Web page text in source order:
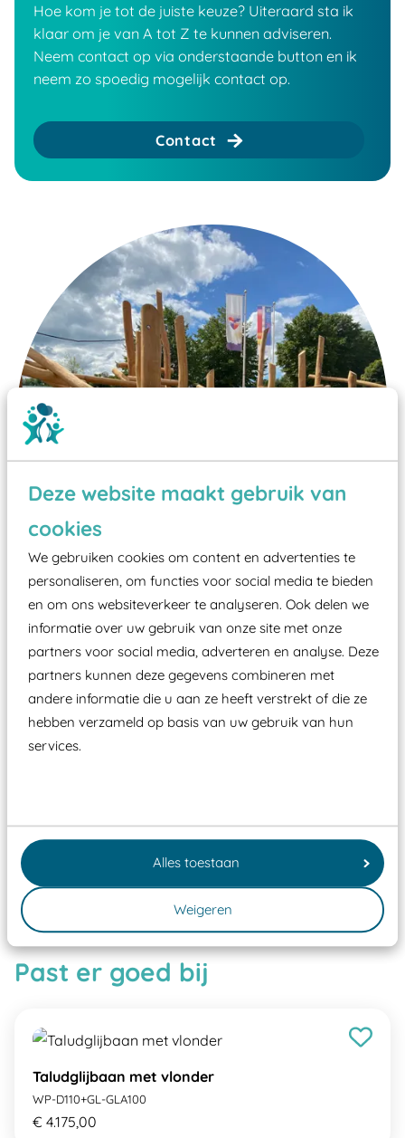
Deze website maakt gebruik van
cookies
We gebruiken cookies om content en advertenties te
personaliseren, om functies voor social media te bieden
en om ons websiteverkeer te analyseren. Ook delen we
informatie over uw gebruik van onze site met onze
partners voor social media, adverteren en analyse. Deze
partners kunnen deze gegevens combineren met
andere informatie die u aan ze heeft verstrekt of die ze
hebben verzameld op basis van uw gebruik van hun
services.
Alles toestaan
Weigeren
Hoe kom je tot de juiste keuze? Uiteraard sta ik
klaar om je van A tot Z te kunnen adviseren.
Neem contact op via onderstaande button en ik
neem zo spoedig mogelijk contact op.
Contact
Wist je dat:
Vanaf een valhoogte van 1,5 meter een speciale
valondergrond onder speeltoestellen verplicht is
zoals kunstgras, rubber tegels of boomschors?
Elk speeltoestel in de openbare ruimte voorzien
Wij ook speeltoestellen kunnen laten keuren zodat
Speeltoestellen vallen?
Past er goed bij
Taludglijbaan met vlonder
WP-D110+GL-GLA100
€ 4.175,00